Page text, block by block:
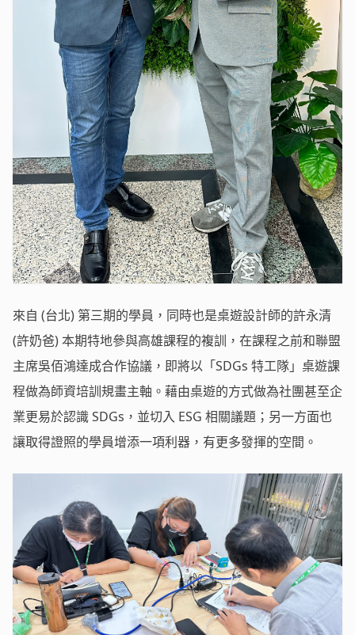
來自 (台北) 第三期的學員，同時也是桌遊設計師的許永清
(許奶爸) 本期特地參與高雄課程的複訓，在課程之前和聯盟
主席吳佰鴻達成合作協議，即將以「SDGs 特工隊」桌遊課
程做為師資培訓規畫主軸。藉由桌遊的方式做為社團甚至企
業更易於認識 SDGs，並切入 ESG 相關議題；另一方面也
讓取得證照的學員增添一項利器，有更多發揮的空間。